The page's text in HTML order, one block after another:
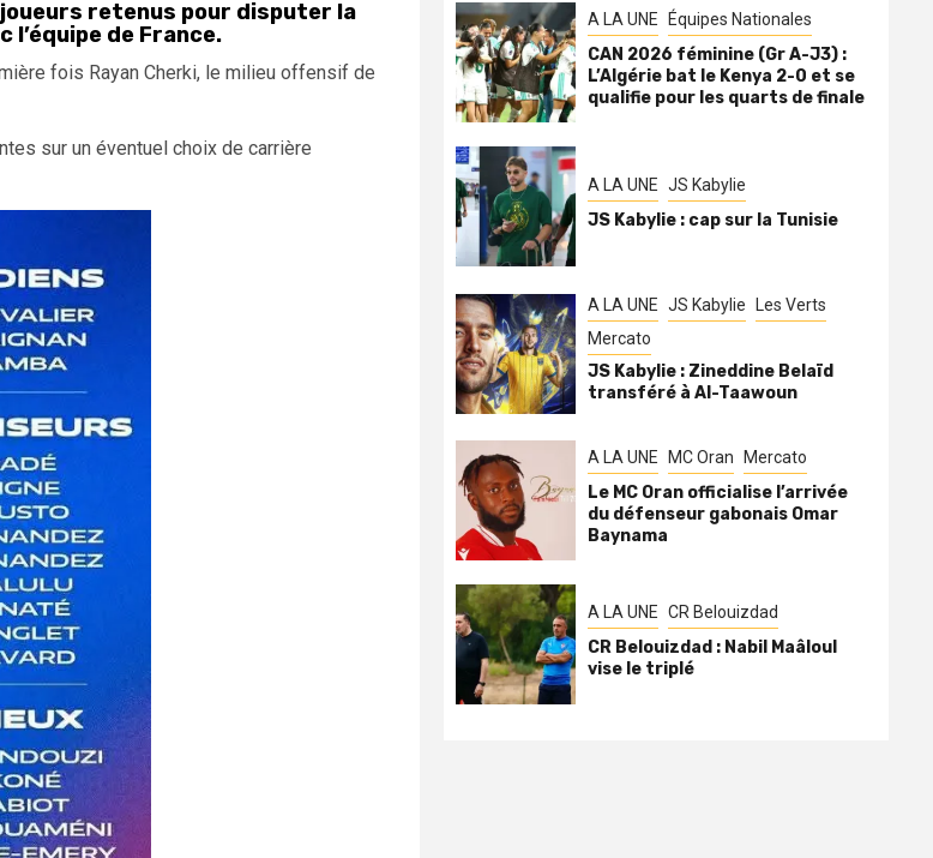
retenus pour disputer la
l’équipe de France.
fois Rayan Cherki, le milieu offensif de
sur un éventuel choix de carrière
A LA UNE Équipes Nationales
CAN 2026 féminine (Gr A-J3) :
L’Algérie bat le Kenya 2-0 et se
qualifie pour les quarts de finale
A LA UNE JS Kabylie
JS Kabylie : cap sur la Tunisie
A LA UNE JS Kabylie
Les Verts
Mercato
JS Kabylie : Zineddine Belaïd
transféré à Al-Taawoun
A LA UNE MC Oran Mercato
Le MC Oran officialise l’arrivée
du défenseur gabonais Omar
Baynama
A LA UNE CR Belouizdad
CR Belouizdad : Nabil Maâloul
vise le triplé